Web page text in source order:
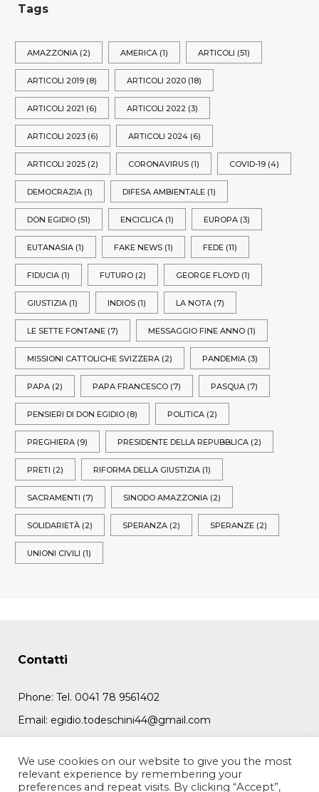
Tags
AMAZZONIA (2) AMERICA (1) ARTICOLI (51)
ARTICOLI 2019 (8) ARTICOLI 2020 (18)
ARTICOLI 2021 (6) ARTICOLI 2022 (3)
ARTICOLI 2023 (6) ARTICOLI 2024 (6)
ARTICOLI 2025 (2) CORONAVIRUS (1) COVID-19 (4)
DEMOCRAZIA (1) DIFESA AMBIENTALE (1)
DON EGIDIO (51) ENCICLICA (1) EUROPA (3)
EUTANASIA (1) FAKE NEWS (1) FEDE (11)
FIDUCIA (1) FUTURO (2) GEORGE FLOYD (1)
GIUSTIZIA (1) INDIOS (1) LA NOTA (7)
LE SETTE FONTANE (7) MESSAGGIO FINE ANNO (1)
MISSIONI CATTOLICHE SVIZZERA (2) PANDEMIA (3)
PAPA (2) PAPA FRANCESCO (7) PASQUA (7)
PENSIERI DI DON EGIDIO (8) POLITICA (2)
PREGHIERA (9) PRESIDENTE DELLA REPUBBLICA (2)
PRETI (2) RIFORMA DELLA GIUSTIZIA (1)
SACRAMENTI (7) SINODO AMAZZONIA (2)
SOLIDARIETÀ (2) SPERANZA (2) SPERANZE (2)
UNIONI CIVILI (1)
Contatti
Phone: Tel. 0041 78 9561402
Email: egidio.todeschini44@gmail.com
We use cookies on our website to give you the most
relevant experience by remembering your
preferences and repeat visits. By clicking “Accept”,